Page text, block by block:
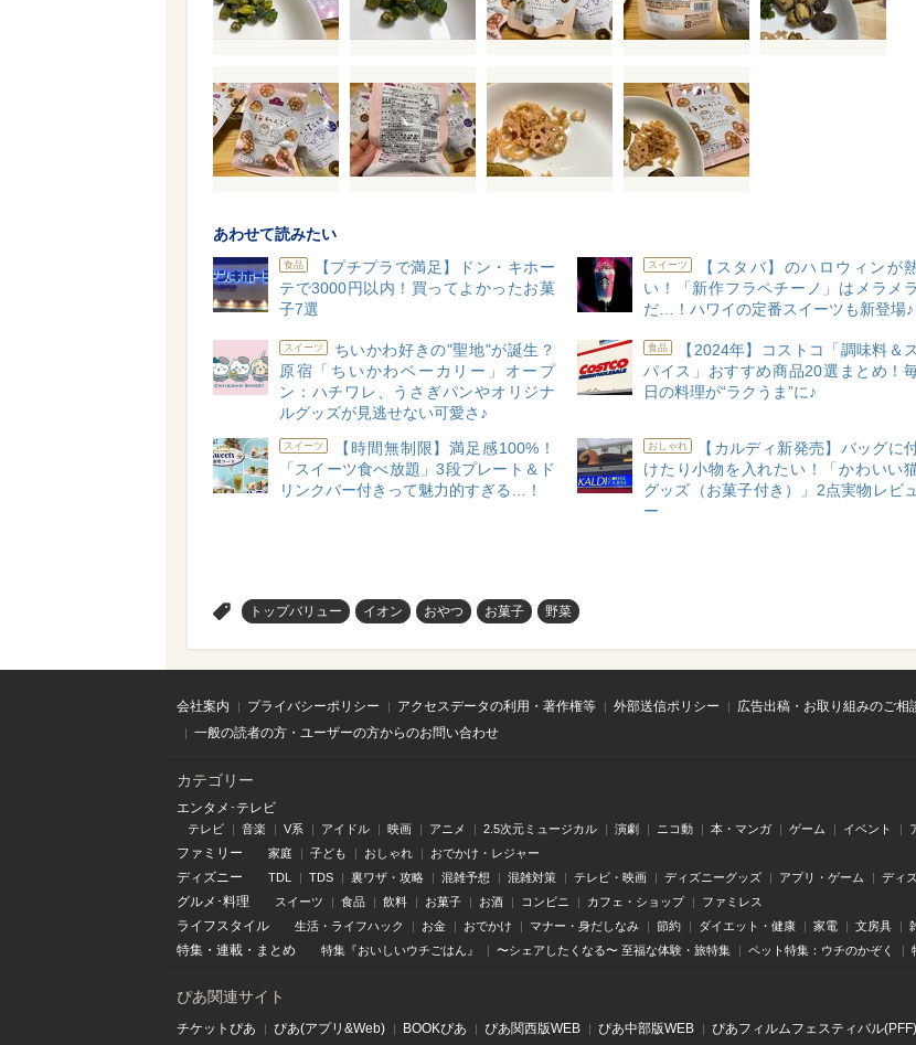
あわせて読みたい
食品
【プチプラで満足】ドン・キホー
テで3000円以内！買ってよかったお菓
子7選
スイーツ
【スタバ】のハロウィンが
い！「新作フラペチーノ」はメラメラ
だ…！ハワイの定番スイーツも新登場♪
スイーツ
ちいかわ好きの"聖地"が誕生？
原宿「ちいかわベーカリー」オープ
ン：ハチワレ、うさぎパンやオリジナ
ルグッズが見逃せない可愛さ♪
食品
【2024年】コストコ「調味料＆ス
パイス」おすすめ商品20選まとめ！
日の料理が“ラクうま”に♪
スイーツ
【時間無制限】満足感100%！
「スイーツ食べ放題」3段プレート＆ド
リンクバー付きって魅力的すぎる…！
おしゃれ
【カルディ新発売】バッグに
けたり小物を入れたい！「かわいい
グッズ（お菓子付き）」2点実物レビュ
ー
トップバリュー イオン おやつ お菓子 野菜
会社案内 プライバシーポリシー アクセスデータの利用・著作権等 外部送信ポリシー
広告出稿・お取り組みのご
一般の読者の方・ユーザーの方からのお問い合わせ
カテゴリー
エンタメ･テレビ
テレビ 音楽 V系 アイドル 映画 アニメ 2.5次元ミュージカル 演劇 ニコ動 本・マンガ ゲーム イベント
ファミリー 家庭 子ども おしゃれ おでかけ・レジャー
ディズニー TDL TDS 裏ワザ・攻略 混雑予想 混雑対策 テレビ・映画 ディズニーグッズ アプリ・ゲーム ディ
グルメ･料理 スイーツ 食品 飲料 お菓子 お酒 コンビニ カフェ・ショップ ファミレス
ライフスタイル 生活・ライフハック お金 おでかけ マナー・身だしなみ 節約 ダイエット・健康 家電 文房具
特集 ・ 連載 ・ まとめ 特集『おいしいウチごはん』 〜シェアしたくなる〜 至福な体験・旅特集 ペット特集：ウチのかぞく
ぴあ関連サイト
チケットぴあ ぴあ(アプリ&Web) BOOKぴあ ぴあ関⻄版WEB ぴあ中部版WEB ぴあフィルムフェスティバル(PFF)